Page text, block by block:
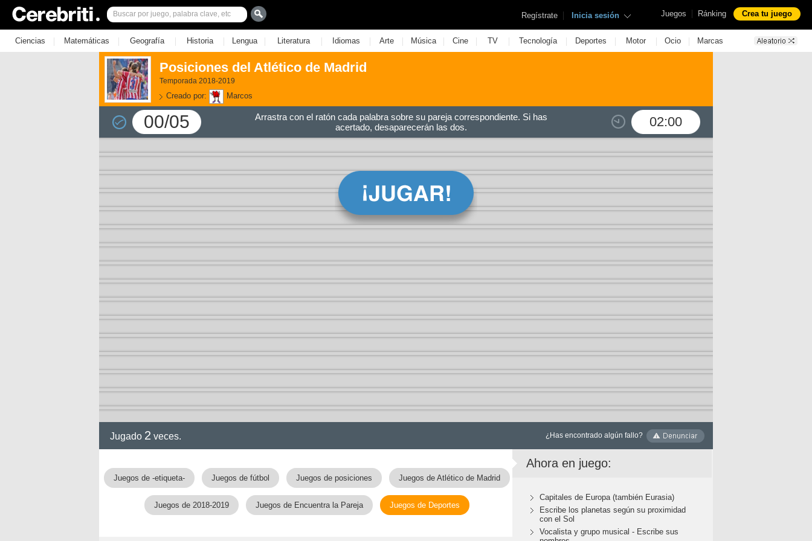
Juegos | Ránking Crea tu juego
Regístrate | Inicia sesión
Ciencias | Matemáticas | Geografía | Historia | Lengua | Literatura | Idiomas | Arte | Música | Cine | TV | Tecnología | Deportes | Motor | Ocio | Marcas
Posiciones del Atlético de Madrid
Temporada 2018-2019
Creado por: Marcos
00/05 02:00
Arrastra con el ratón cada palabra sobre su pareja correspondiente. Si has
acertado, desaparecerán las dos.
Jugado 2 veces. ¿Has encontrado algún fallo?
Juegos de -etiqueta- Juegos de fútbol Juegos de posiciones Juegos de Atlético de Madrid
Juegos de 2018-2019 Juegos de Encuentra la Pareja Juegos de Deportes
Ahora en juego:
Capitales de Europa (también Eurasia)
Escribe los planetas según su proximidad
con el Sol
Vocalista y grupo musical - Escribe sus